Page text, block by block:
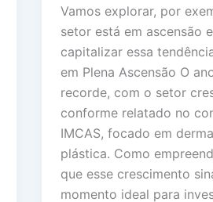
Vamos explorar, por
setor está em ascensão
capitalizar essa
em Plena Ascensão O
recorde, com o setor
conforme relatado no
IMCAS, focado em
plástica. Como
que esse crescimento
momento ideal para